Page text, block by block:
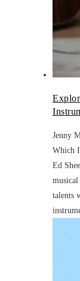
Jenny
Which
Ed
talents